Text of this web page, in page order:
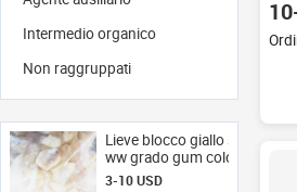
Intermedio organico
Non raggruppati
Lieve blocco giallo solido
ww grado gum colofonia
CAS 8050-09-7
3-10 USD